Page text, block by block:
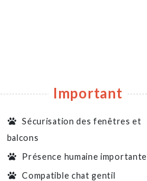
Important
Sécurisation des fenêtres et
balcons
Présence humaine importante
Compatible chat gentil